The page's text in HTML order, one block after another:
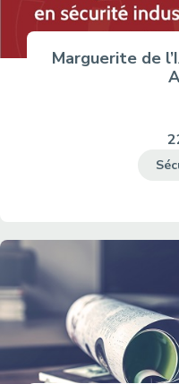
Marguerite de